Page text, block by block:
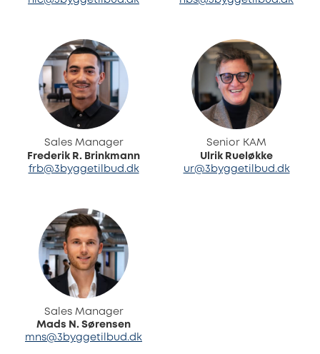
Sales Manager
Frederik R. Brinkmann
frb@3byggetilbud.dk
Senior KAM
Ulrik Rueløkke
ur@3byggetilbud.dk
Sales Manager
Mads N. Sørensen
mns@3byggetilbud.dk